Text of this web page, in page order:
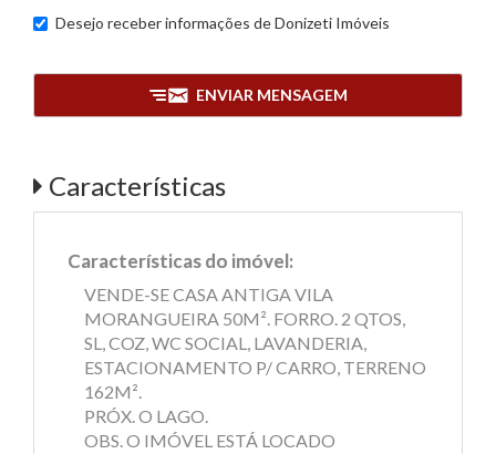
Desejo receber informações deDonizeti Imóveis
ENVIAR MENSAGEM
Características
Características do imóvel:
VENDE-SE CASA ANTIGA VILA
MORANGUEIRA 50M². FORRO. 2 QTOS,
SL, COZ, WC SOCIAL, LAVANDERIA,
ESTACIONAMENTO P/ CARRO, TERRENO
162M².
PRÓX. O LAGO.
OBS. O IMÓVEL ESTÁ LOCADO